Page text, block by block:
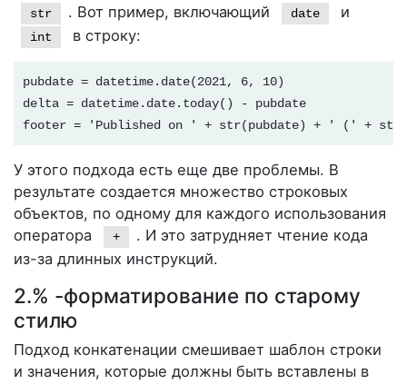
str . Вот пример, включающий date и
int в строку:
pubdate = datetime.date(2021, 6, 10)
delta = datetime.date.today() - pubdate
footer = 'Published on ' + str(pubdate) + ' (' +
У этого подхода есть еще две проблемы. В
результате создается множество строковых
объектов, по одному для каждого использования
оператора
+
. И это затрудняет чтение кода
из-за длинных инструкций.
2.% -форматирование по старому
стилю
Подход конкатенации смешивает шаблон строки
и значения, которые должны быть вставлены в